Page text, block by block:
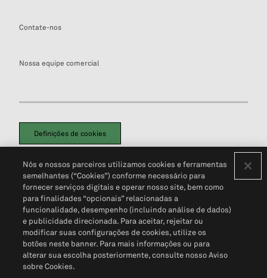
Contate-nos
Nossa equipe comercial
Definições de cookies
Política de PrivacidadePortal de privacidade do cliente (em inglês)
Não Venda Minhas Informações Pessoais© 2026 S&P Global
Nós e nossos parceiros utilizamos cookies e ferramentas
semelhantes (“Cookies”) conforme necessário para
fornecer serviços digitais e operar nosso site, bem como
para finalidades “opcionais” relacionadas a
funcionalidade, desempenho (incluindo análise de dados)
e publicidade direcionada. Para aceitar, rejeitar ou
modificar suas configurações de cookies, utilize os
botões neste banner. Para mais informações ou para
alterar sua escolha posteriormente, consulte nosso Aviso
sobre Cookies.